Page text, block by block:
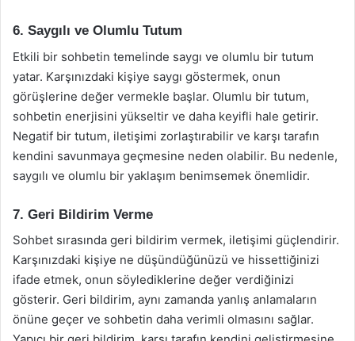
6. Saygılı ve Olumlu Tutum
Etkili bir sohbetin temelinde saygı ve olumlu bir tutum
yatar. Karşınızdaki kişiye saygı göstermek, onun
görüşlerine değer vermekle başlar. Olumlu bir tutum,
sohbetin enerjisini yükseltir ve daha keyifli hale getirir.
Negatif bir tutum, iletişimi zorlaştırabilir ve karşı tarafın
kendini savunmaya geçmesine neden olabilir. Bu nedenle,
saygılı ve olumlu bir yaklaşım benimsemek önemlidir.
7. Geri Bildirim Verme
Sohbet sırasında geri bildirim vermek, iletişimi güçlendirir.
Karşınızdaki kişiye ne düşündüğünüzü ve hissettiğinizi
ifade etmek, onun söylediklerine değer verdiğinizi
gösterir. Geri bildirim, aynı zamanda yanlış anlamaların
önüne geçer ve sohbetin daha verimli olmasını sağlar.